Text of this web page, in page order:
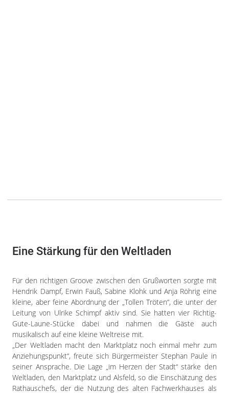
Eine Stärkung für den Weltladen
Für den richtigen Groove zwischen den Grußworten sorgte mit
Hendrik Dampf, Erwin Fauß, Sabine Klohk und Anja Röhrig eine
kleine, aber feine Abordnung der „Tollen Tröten“, die unter der
Leitung von Ulrike Schimpf aktiv sind. Sie hatten vier Richtig-
Gute-Laune-Stücke dabei und nahmen die Gäste auch
musikalisch auf eine kleine Weltreise mit.
„Der Weltladen macht den Marktplatz noch einmal mehr zum
Anziehungspunkt“, freute sich Bürgermeister Stephan Paule in
seiner Ansprache. Die Lage „im Herzen der Stadt“ stärke den
Weltladen, den Marktplatz und Alsfeld, so die Einschätzung des
Rathauschefs, der die Nutzung des alten Fachwerkhauses als